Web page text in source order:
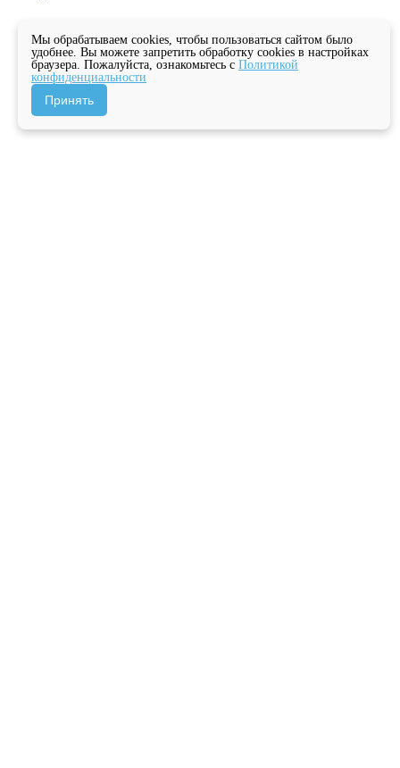
Мы обрабатываем cookies, чтобы пользоваться сайтом было
удобнее. Вы можете запретить обработку cookies в настройках
браузера. Пожалуйста, ознакомьтесь с Политикой
конфиденциальности
Принять